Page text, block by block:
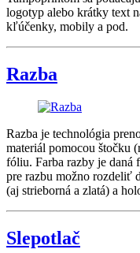
logotyp alebo krátky text
kľúčenky, mobily a pod.
Razba
Razba je technológia
materiál pomocou štočku
fóliu. Farba razby je daná
pre razbu možno rozdeliť
(aj strieborná a zlatá) a
Slepotlač